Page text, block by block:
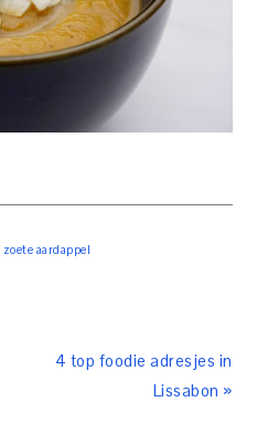
zoete aardappel
4 top foodie adresjes in
Lissabon »